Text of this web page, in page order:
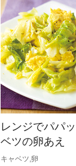
レンジでパパ
ベツの卵あえ
キャベツ,卵